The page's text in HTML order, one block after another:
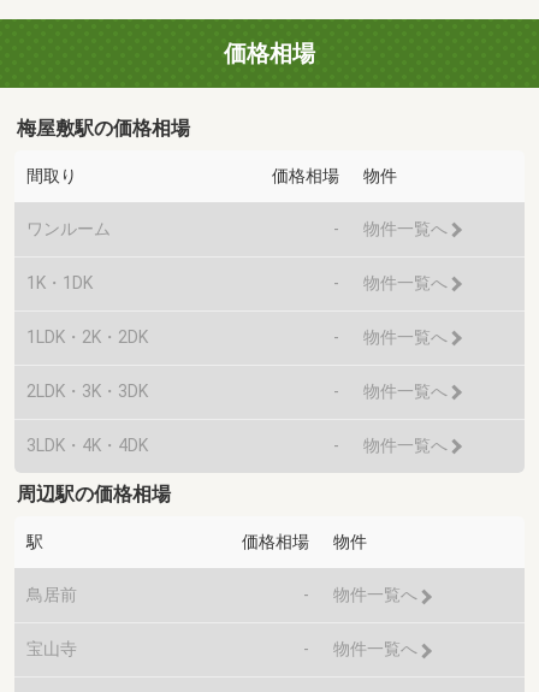
価格相場
梅屋敷駅の価格相場
間取り 価格相場 物件
ワンルーム - 物件一覧へ
1K・1DK - 物件一覧へ
1LDK・2K・2DK - 物件一覧へ
2LDK・3K・3DK - 物件一覧へ
3LDK・4K・4DK - 物件一覧へ
周辺駅の価格相場
駅 価格相場 物件
鳥居前 - 物件一覧へ
宝山寺 - 物件一覧へ